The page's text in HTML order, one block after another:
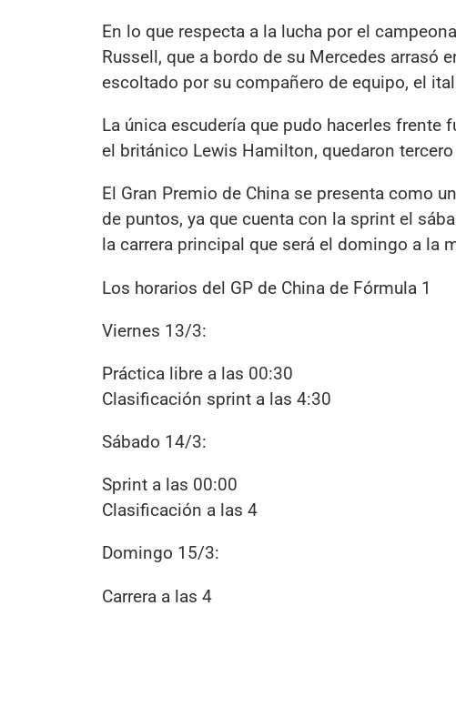
En lo que respecta a la lucha por el
Russell, que a bordo de su Mercedes arrasó
escoltado por su compañero de equipo, el
La única escudería que pudo hacerles frente
el británico Lewis Hamilton, quedaron
El Gran Premio de China se presenta como
de puntos, ya que cuenta con la sprint el
la carrera principal que será el domingo a la
Los horarios del GP de China de Fórmula 1
Viernes 13/3:
Práctica libre a las 00:30
Clasificación sprint a las 4:30
Sábado 14/3:
Sprint a las 00:00
Clasificación a las 4
Domingo 15/3:
Carrera a las 4